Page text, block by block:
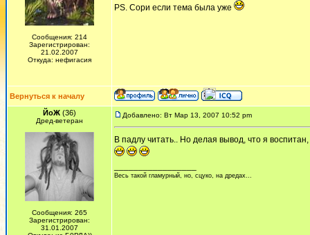
Сообщения: 214
Зарегистрирован:
21.02.2007
Откуда: нефигасия
PS. Сори если тема была уже
Вернуться к началу
ЙоЖ (36)
Дред-ветеран
Сообщения: 265
Зарегистрирован:
31.01.2007
Добавлено: Вт Мар 13, 2007 10:52 pm
В падлу читать.. Но делая вывод, что я воспитан,
Весь такой гламурный, но, сцуко, на дредах...